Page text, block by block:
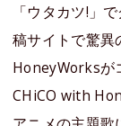
「ウタカツ!」
稿サイトで驚異
HoneyWorksが
CHiCO with